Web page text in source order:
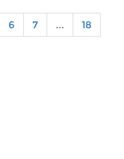
6 7 ...
18